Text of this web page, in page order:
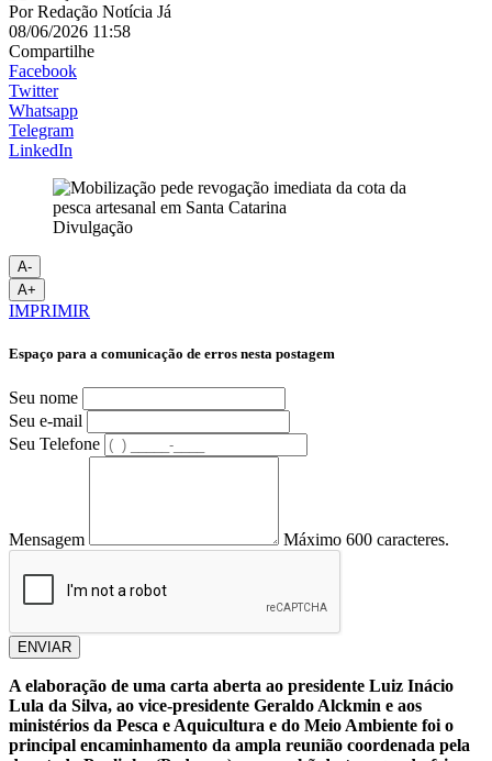
PorRedação Notícia Já
08/06/2026 11:58
Compartilhe
Facebook
Twitter
Whatsapp
Telegram
LinkedIn
Divulgação
A-
A+
IMPRIMIR
Espaço para a comunicação de erros nesta postagem
Seu nome
Seu e-mail
Seu Telefone
Mensagem Máximo 600 caracteres.
ENVIAR
A elaboração de uma carta aberta ao presidente Luiz Inácio
Lula da Silva, ao vice-presidente Geraldo Alckmin e aos
ministérios da Pesca e Aquicultura e do Meio Ambiente foi o
principal encaminhamento da ampla reunião coordenada pela